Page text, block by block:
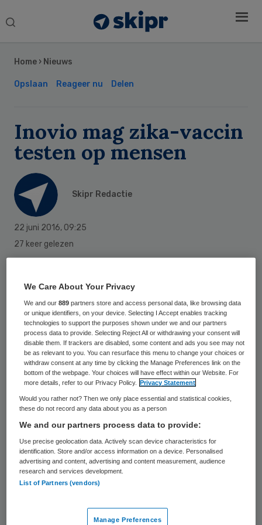
Search
Home › Nieuws
Opslaan Reageer nu Delen
Inovio mag zika-vaccin
testen op mensen
Skipr Redactie
22 juni 2016, 09:25
27 keer gelezen
Life Sciences mogen hun vaccin tegen het
zika-virus op mensen testen. Zij hebben
hiervoor toestemming gekregen van de
toezichthouders in de VS.
Veertig gezonde mensen zullen deelnemen
aan de eerste fase van het onderzoek
waarin de veiligheid en effectiviteit van het
vaccin GLS-5700 zullen worden getest, zo
meldt persbureau Reuters.
“We willen in de komende weken doses toe
en verwachten later dit jaar tussentijdse
Sidebar
We Care About Your Privacy
We and our889 partners store and access personal data, like browsing data
or unique identifiers, on your device. Selecting I Accept enables tracking
technologies to support the purposes shown under we and our partners
process data to provide. Selecting Reject All or withdrawing your consent will
disable them. If trackers are disabled, some content and ads you see may not
be as relevant to you. You can resurface this menu to change your choices or
withdraw consent at any time by clicking the Manage Preferences link on the
bottom of the webpage. Your choices will have effect within our Website. For
more details, refer to our Privacy Policy.
Privacy Statement
Would you rather not? Then we only place essential and statistical cookies,
these do not record any data about you as a person
We and our partners process data to provide:
Use precise geolocation data. Actively scan device characteristics for
identification. Store and/or access information on a device. Personalised
advertising and content, advertising and content measurement, audience
research and services development.
List of Partners (vendors)
Manage Preferences